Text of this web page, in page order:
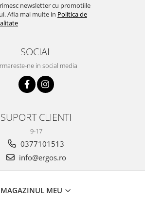
newsletter cu promotiile
Afla mai multe in Politica de
SOCIAL
ne in social media
SUPORT CLIENTI
9-17
0377101513
info@ergos.ro
MAGAZINUL MEU